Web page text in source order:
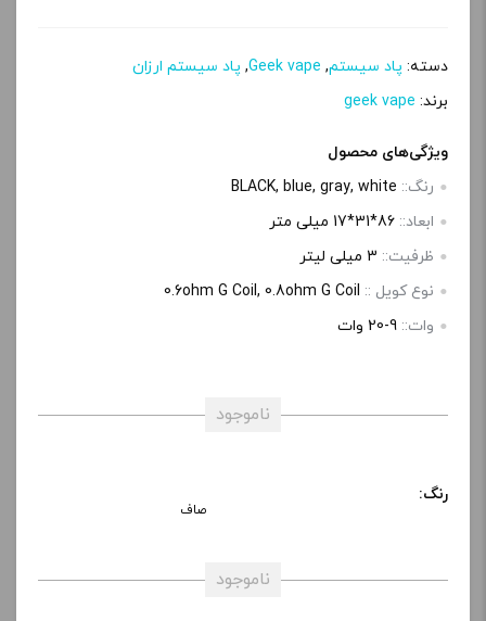
دسته: پاد سیستم,
Geek vape
, پاد سیستم ارزان
برند: geek vape
ویژگی‌های محصول
رنگ:: BLACK, blue, gray, white
ابعاد:: 86*31*17 میلی متر
ظرفیت:: 3 میلی‌ لیتر
نوع کویل :: 0.6ohm G Coil, 0.8ohm G Coil
وات:: 9-20 وات
ناموجود
رنگ:
صاف
ناموجود